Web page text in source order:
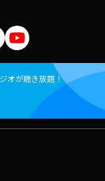
オが聴き放題！